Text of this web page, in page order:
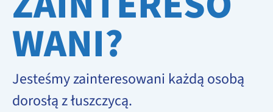
WANI?
Jesteśmy zainteresowani każdą osobą
dorosłą z łuszczycą.